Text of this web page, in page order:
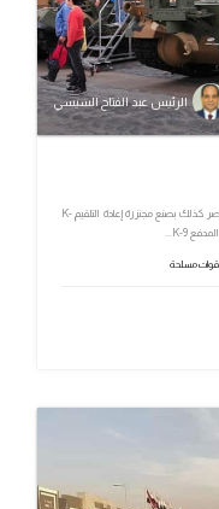
الرئيس عبد الفتاح السيسي
نقل تقنية تصنيع المدفع الكوري الجنوبي K-9 ، ستقوم مصر كذلك بصنع مجنزرة إعادة التلقيم K-